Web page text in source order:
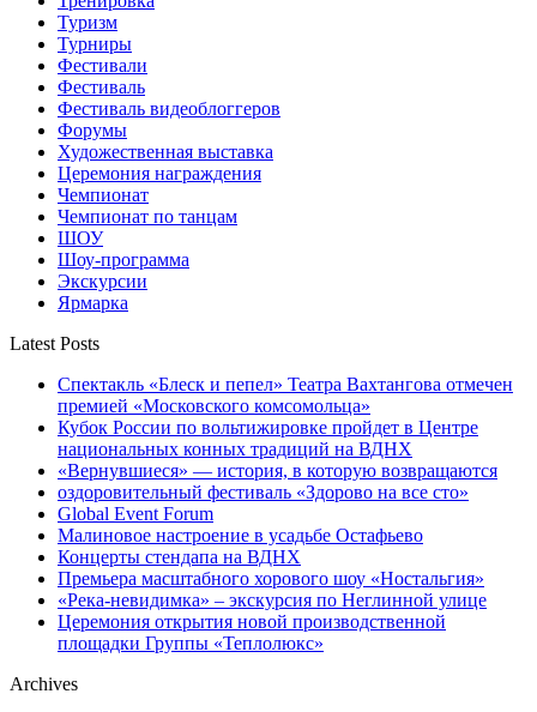
Туризм
Турниры
Фестивали
Фестиваль
Фестиваль видеоблоггеров
Форумы
Художественная выставка
Церемония награждения
Чемпионат
Чемпионат по танцам
ШОУ
Шоу-программа
Экскурсии
Ярмарка
Latest Posts
Спектакль «Блеск и пепел» Театра Вахтангова отмечен
премией «Московского комсомольца»
Кубок России по вольтижировке пройдет в Центре
национальных конных традиций на ВДНХ
«Вернувшиеся» — история, в которую возвращаются
оздоровительный фестиваль «Здорово на все сто»
Global Event Forum
Малиновое настроение в усадьбе Остафьево
Концерты стендапа на ВДНХ
Премьера масштабного хорового шоу «Ностальгия»
«Река-невидимка» – экскурсия по Неглинной улице
Церемония открытия новой производственной
площадки Группы «Теплолюкс»
Archives